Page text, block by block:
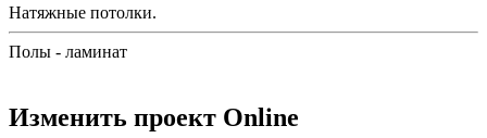
Натяжные потолки.
Полы - ламинат
Изменить проект Online